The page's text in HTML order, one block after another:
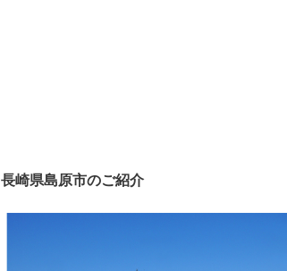
長崎県島原市のご紹介